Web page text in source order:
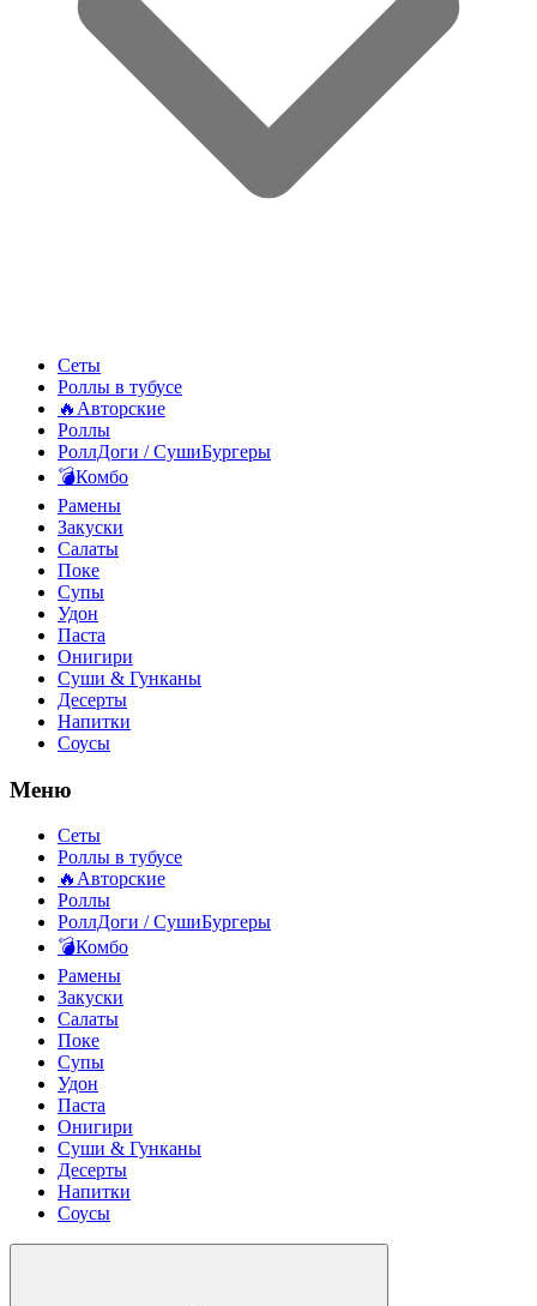
Сеты
Роллы в тубусе
🔥Авторские
Роллы
РоллДоги / СушиБургеры
💣Комбо
Рамены
Закуски
Салаты
Поке
Супы
Удон
Паста
Онигири
Суши & Гунканы
Десерты
Напитки
Соусы
Меню
Сеты
Роллы в тубусе
🔥Авторские
Роллы
РоллДоги / СушиБургеры
💣Комбо
Рамены
Закуски
Салаты
Поке
Супы
Удон
Паста
Онигири
Суши & Гунканы
Десерты
Напитки
Соусы